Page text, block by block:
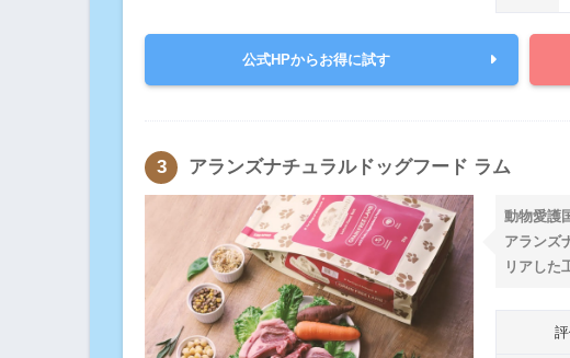
公式HPからお得に試す
アランズナチュラルドッグフード ラム
動物愛護
アランズ
リアした